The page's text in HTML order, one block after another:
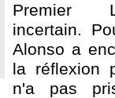
Premier
incertain.
Alonso a
la réflexion
n'a pas